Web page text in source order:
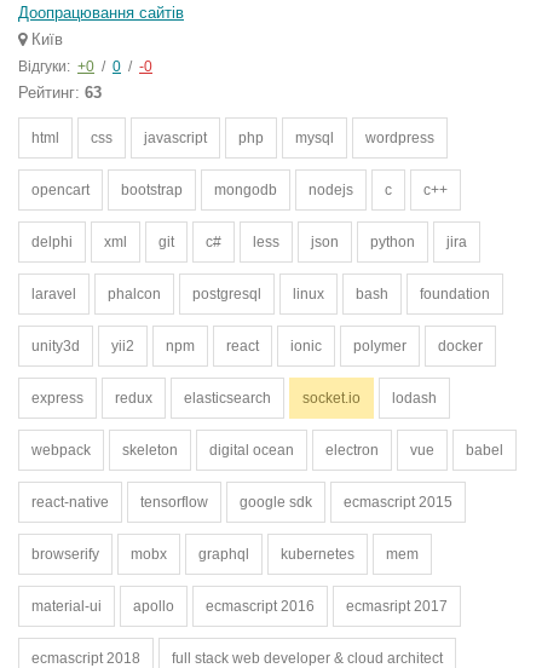
Доопрацювання сайтів
Київ
Відгуки: +0 / 0 / -0
Рейтинг: 63
html css javascript php mysql wordpress
opencart bootstrap mongodb nodejs c c++
delphi xml git c# less json python jira
laravel phalcon postgresql linux bash foundation
unity3d yii2 npm react ionic polymer docker
express redux elasticsearch socket.io lodash
webpack skeleton digital ocean electron vue babel
react-native tensorflow google sdk ecmascript 2015
browserify mobx graphql kubernetes mem
material-ui apollo ecmascript 2016 ecmasript 2017
ecmascript 2018 full stack web developer & cloud architect